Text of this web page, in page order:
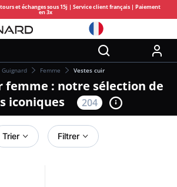
et échanges sous 15j | Service client français | Paiement
en 3x
Guignard Femme Vestes cuir
femme : notre sélection de
iconiques
204
Trier Filtrer